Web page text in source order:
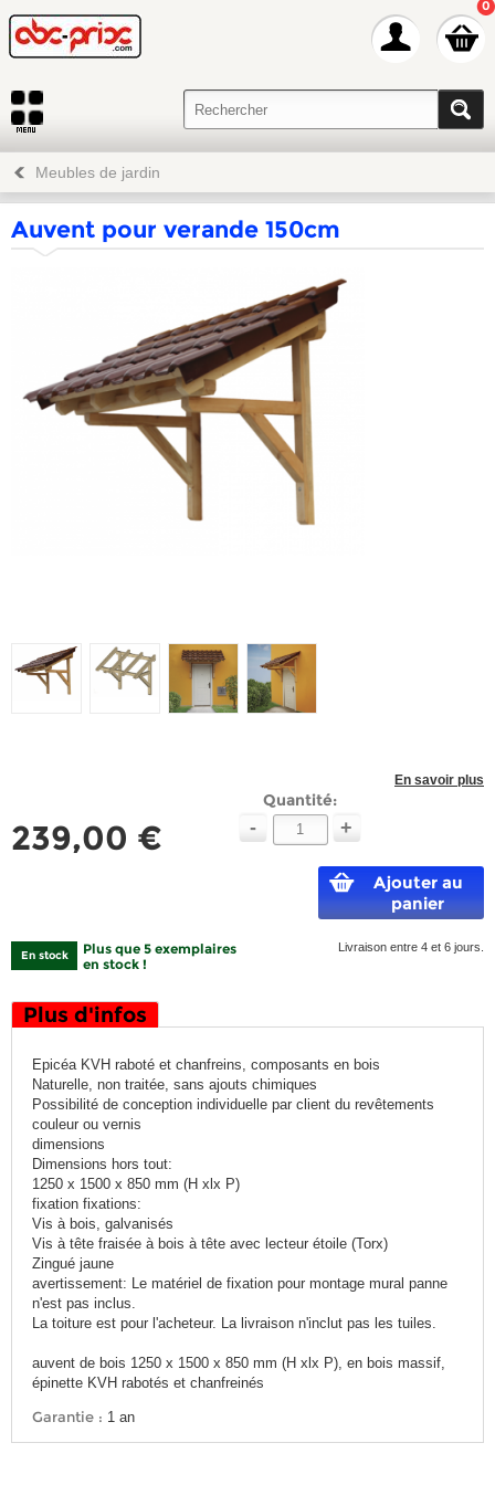
0
Meubles de jardin
Auvent pour verande 150cm
En savoir plus
239,00 €
Quantité:
- +
Ajouter au
panier
En stock
Plus que 5 exemplaires
en stock !
Livraison entre 4 et 6 jours.
Plus d'infos
Epicéa KVH raboté et chanfreins, composants en bois
Naturelle, non traitée, sans ajouts chimiques
Possibilité de conception individuelle par client du revêtements
couleur ou vernis
dimensions
Dimensions hors tout:
1250 x 1500 x 850 mm (H xlx P)
fixation fixations:
Vis à bois, galvanisés
Vis à tête fraisée à bois à tête avec lecteur étoile (Torx)
Zingué jaune
avertissement: Le matériel de fixation pour montage mural panne
n'est pas inclus.
La toiture est pour l'acheteur. La livraison n'inclut pas les tuiles.
auvent de bois 1250 x 1500 x 850 mm (H xlx P), en bois massif,
épinette KVH rabotés et chanfreinés
Garantie : 1 an